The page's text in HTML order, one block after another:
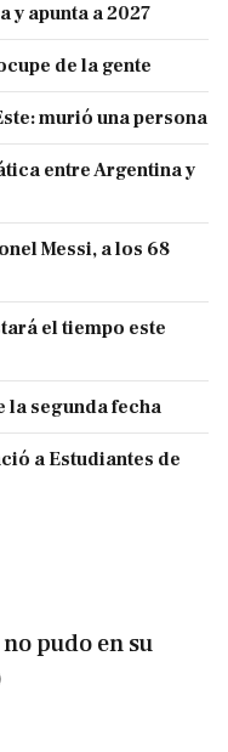
y apunta a 2027
de la gente
murió una persona
entre Argentina y
Messi, a los 68
el tiempo este
la segunda fecha
a Estudiantes de
pudo en su